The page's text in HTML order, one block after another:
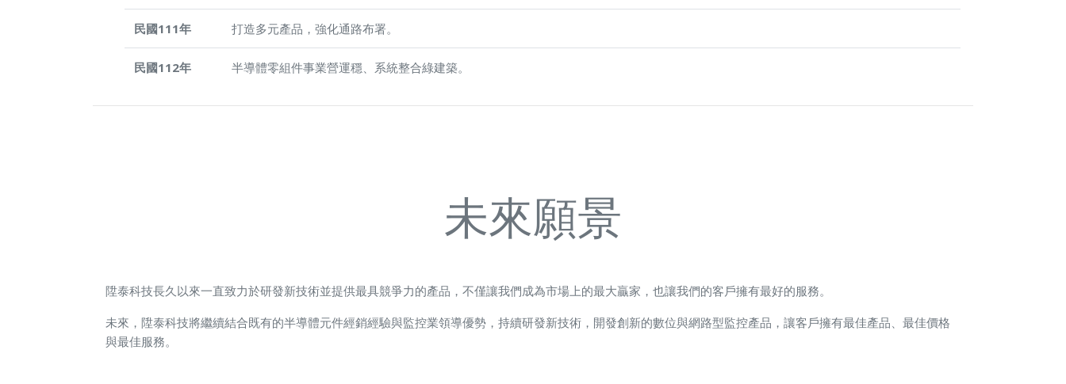
民國111年 打造多元產品，強化通路布署。
民國112年 半導體零組件事業營運穩、系統整合綠建築。
未來願景
陞泰科技長久以來一直致力於研發新技術並提供最具競爭力的產品，不僅讓我們成為市場上的最大贏家，也讓我們的客戶擁有最好的服務。
未來，陞泰科技將繼續結合既有的半導體元件經銷經驗與監控業領導優勢，持續研發新技術，開發創新的數位與網路型監控產品，讓客戶擁有最佳產品、最佳價格
與最佳服務。